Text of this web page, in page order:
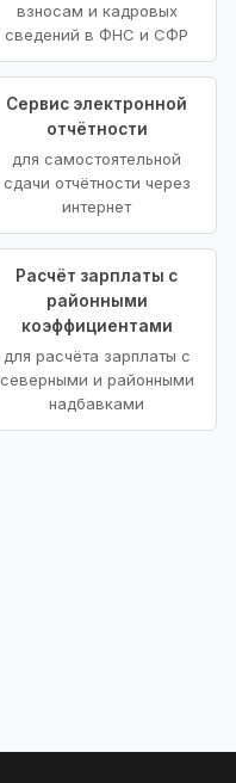
взносам и кадровых
сведений в ФНС и СФР
Сервис электронной
отчётности
для самостоятельной
сдачи отчётности через
интернет
Расчёт зарплаты с
районными
коэффициентами
для расчёта зарплаты с
северными и районными
надбавками